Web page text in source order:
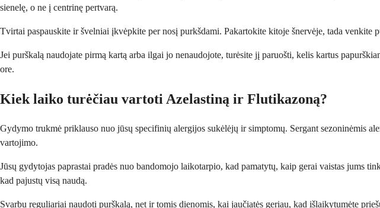
sienelę, o ne į centrinę pertvarą.
Tvirtai paspauskite ir švelniai įkvėpkite per nosį purkšdami. Pakartokite kitoje šnervėje, tada venkite
Jei purškalą naudojate pirmą kartą arba ilgai jo nenaudojote, turėsite jį paruošti, kelis kartus
ore.
Kiek laiko turėčiau vartoti Azelastiną ir Flutikazoną?
Gydymo trukmė priklauso nuo jūsų specifinių alergijos sukėlėjų ir simptomų. Sergant sezoninėmis
vartojimo.
Jūsų gydytojas paprastai pradės nuo bandomojo laikotarpio, kad pamatytų, kaip gerai vaistas jums
kad pajustų visą naudą.
Svarbu reguliariai naudoti purškalą, net ir tomis dienomis, kai jaučiatės geriau, kad išlaikytumėte